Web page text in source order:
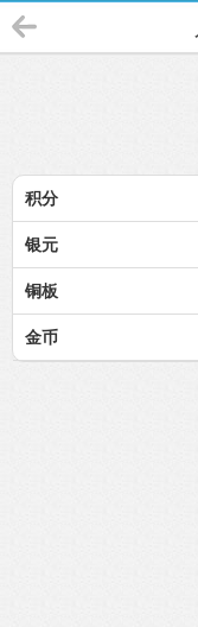
积分
银元
铜板
金币